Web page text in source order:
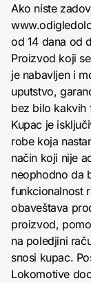
Ako niste
od 14 dana od
Proizvod koji
je nabavljen i
uputstvo,
bez bilo kakvih
Kupac je
robe koja
način koji nije
neophodno da
funkcionalnost
obaveštava
proizvod,
na poledjini
snosi kupac.
Lokomotive